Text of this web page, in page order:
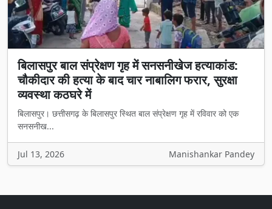
बिलासपुर बाल संप्रेक्षण गृह में सनसनीखेज हत्याकांड:
चौकीदार की हत्या के बाद चार नाबालिग फरार, सुरक्षा
व्यवस्था कठघरे में
बिलासपुर। छत्तीसगढ़ के बिलासपुर स्थित बाल संप्रेक्षण गृह में रविवार को एक
सनसनीख...
Jul 13, 2026 Manishankar Pandey